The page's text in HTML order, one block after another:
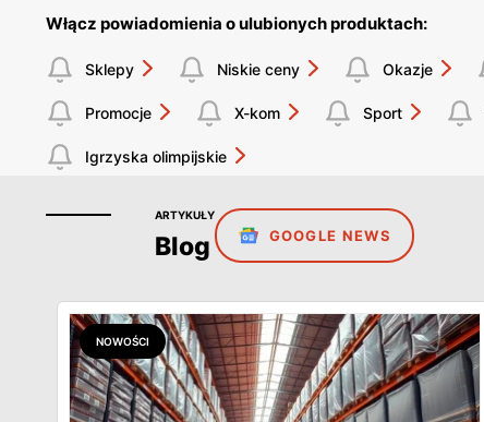
Włącz powiadomienia o ulubionych produktach:
Sklepy Niskie ceny Okazje
Promocje X-kom Sport
Igrzyska olimpijskie
ARTYKUŁY
Blog GOOGLE NEWS
NOWOŚCI